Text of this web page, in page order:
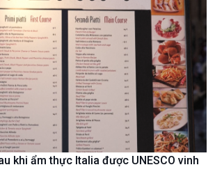
Thời sự
Thời sự 6h
Thời sự 12h
Thời sự 18h
Thời sự 21h30
Bản tin
Chuyên mục
Theo dòng Thời sự
khi ẩm thực Italia được UNESCO vinh